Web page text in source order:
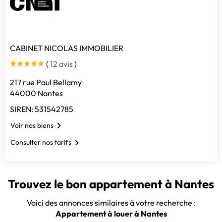
CABINET NICOLAS IMMOBILIER
( 12 avis)
217 rue Paul Bellamy
44000 Nantes
SIREN: 531542785
Voir nos biens
Consulter nos tarifs
Trouvez le bon appartement à Nantes
Voici des annonces similaires à votre recherche :
Appartement à louer à Nantes